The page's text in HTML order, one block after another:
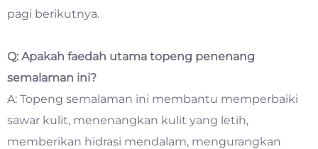
pagi berikutnya.
Q: Apakah faedah utama topeng penenang
semalaman ini?
A: Topeng semalaman ini membantu memperbaiki
sawar kulit, menenangkan kulit yang letih,
memberikan hidrasi mendalam, mengurangkan